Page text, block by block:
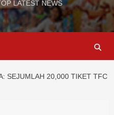
LATEST NEWS
SEJUMLAH 20,000 TIKET TFC